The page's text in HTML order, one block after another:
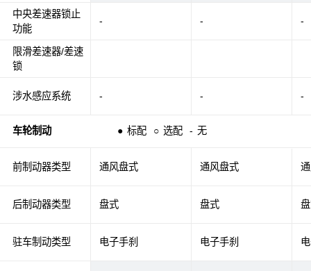
中央差速器锁止
功能
限滑差速器/差速
锁
涉水感应系统
车轮制动 ● 标配 ○ 选配 - 无
前制动器类型
后制动器类型
驻车制动类型
- - -
- - -
通风盘式 通风盘式
盘式 盘式
电子手刹 电子手刹